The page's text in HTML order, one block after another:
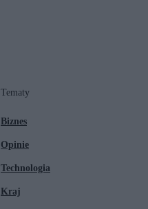
Tematy
Biznes
Opinie
Technologia
Kraj